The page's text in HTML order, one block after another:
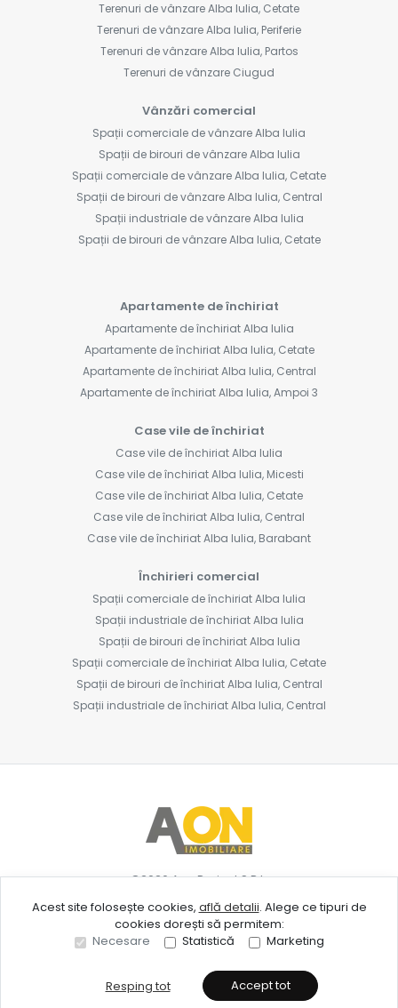
Sună acum Solicită vizionare
Terenuri de vânzare Alba Iulia, Cetate
Terenuri de vânzare Alba Iulia, Periferie
Terenuri de vânzare Alba Iulia, Partos
Terenuri de vânzare Ciugud
Vânzări comercial
Spații comerciale de vânzare Alba Iulia
Spații de birouri de vânzare Alba Iulia
Spații comerciale de vânzare Alba Iulia, Cetate
Spații de birouri de vânzare Alba Iulia, Central
Spații industriale de vânzare Alba Iulia
Spații de birouri de vânzare Alba Iulia, Cetate
Apartamente de închiriat
Apartamente de închiriat Alba Iulia
Apartamente de închiriat Alba Iulia, Cetate
Apartamente de închiriat Alba Iulia, Central
Apartamente de închiriat Alba Iulia, Ampoi 3
Case vile de închiriat
Case vile de închiriat Alba Iulia
Case vile de închiriat Alba Iulia, Micesti
Case vile de închiriat Alba Iulia, Cetate
Case vile de închiriat Alba Iulia, Central
Case vile de închiriat Alba Iulia, Barabant
Închirieri comercial
Spații comerciale de închiriat Alba Iulia
Spații industriale de închiriat Alba Iulia
Spații de birouri de închiriat Alba Iulia
Spații comerciale de închiriat Alba Iulia, Cetate
Spații de birouri de închiriat Alba Iulia, Central
Spații industriale de închiriat Alba Iulia, Central
©2026Aon Project S.R.L.
Site creat în
Acest site folosește cookies, află detalii. Alege ce tipuri de
cookies dorești să permitem:
Necesare
Statistică Marketing
Resping tot Accept tot